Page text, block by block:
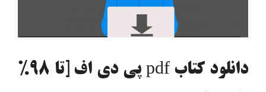
دانلود کتاب pdf پی دی اف [تا 98%